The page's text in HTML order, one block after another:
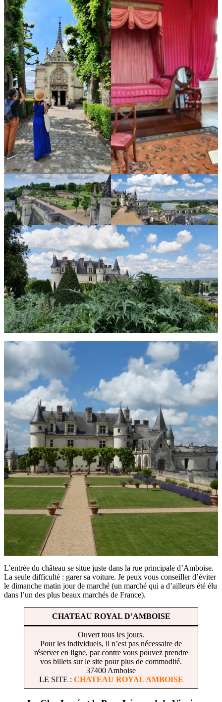
L’entrée du château se situe juste dans la rue principale d’Amboise.
La seule difficulté : garer sa voiture. Je peux vous conseiller d’éviter
le dimanche matin jour de marché (un marché qui a d’ailleurs été élu
dans l’un des plus beaux marchés de France).
CHATEAU ROYAL D’AMBOISE
Ouvert tous les jours.
Pour les individuels, il n’est pas nécessaire de
réserver en ligne, par contre vous pouvez prendre
vos billets sur le site pour plus de commodité.
37400 Amboise
LE SITE : CHATEAU ROYAL AMBOISE